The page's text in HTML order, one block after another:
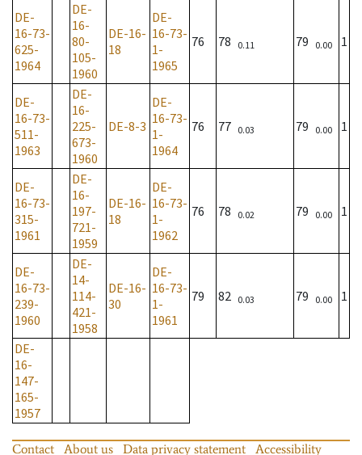
DE-
16-73-
625-
1964
DE-
16-
80-
105-
1960
DE-16-
18
DE-
16-73-
1-
1965
76 78 0.11 79 0.00 1
DE-
16-73-
511-
1963
DE-
16-
225-
673-
1960
DE-8-3
DE-
16-73-
1-
1964
76 77 0.03 79 0.00 1
DE-
16-73-
315-
1961
DE-
16-
197-
721-
1959
DE-16-
18
DE-
16-73-
1-
1962
76 78 0.02 79 0.00 1
DE-
16-73-
239-
1960
DE-
14-
114-
421-
1958
DE-16-
30
DE-
16-73-
1-
1961
79 82 0.03 79 0.00 1
DE-
16-
147-
165-
1957
Contact About us Data privacy statement Accessibility